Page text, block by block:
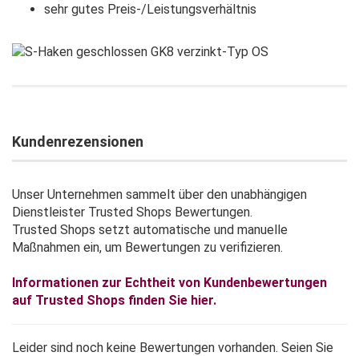
sehr gutes Preis-/Leistungsverhältnis
Kundenrezensionen
Unser Unternehmen sammelt über den unabhängigen
Dienstleister Trusted Shops Bewertungen.
Trusted Shops setzt automatische und manuelle
Maßnahmen ein, um Bewertungen zu verifizieren.
Informationen zur Echtheit von Kundenbewertungen
auf Trusted Shops finden Sie hier.
Leider sind noch keine Bewertungen vorhanden. Seien Sie